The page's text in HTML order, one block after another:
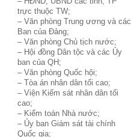
trực thuộc TW;
– Văn phòng Trung ương và các
Ban của Đảng;
– Văn phòng Chủ tịch nước;
– Hội đồng Dân tộc và các Ủy
ban của QH;
– Văn phòng Quốc hội;
– Tòa án nhân dân tối cao;
– Viện Kiểm sát nhân dân tối
cao;
– Kiểm toán Nhà nước;
– Ủy ban Giám sát tài chính
Quốc gia;